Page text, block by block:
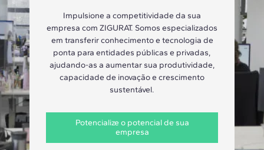
Impulsione a competitividade da sua
empresa com ZIGURAT. Somos especializados
em transferir conhecimento e tecnologia de
ponta para entidades públicas e privadas,
ajudando-as a aumentar sua produtividade,
capacidade de inovação e crescimento
sustentável.
Potencialize o potencial de sua
empresa